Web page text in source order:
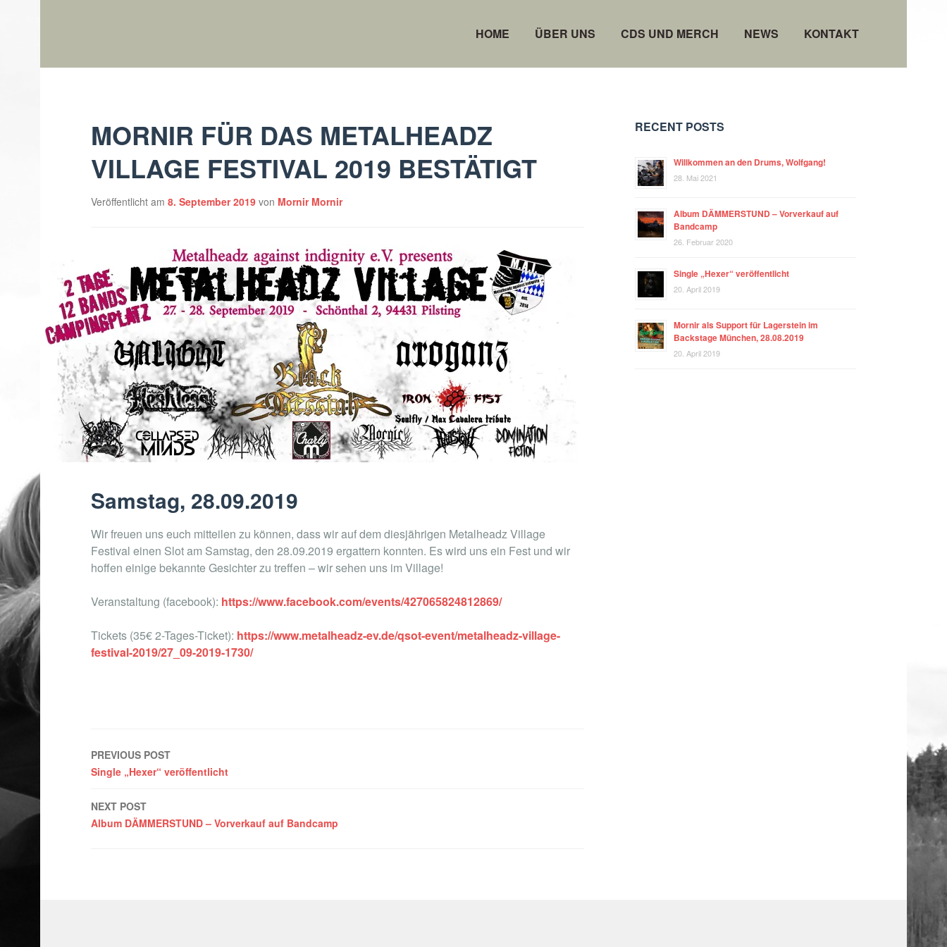
Mornir – Pagan Metal aus FreisingHOME ÜBER UNS CDS UND MERCH NEWS KONTAKT
MORNIR FÜR DAS METALHEADZ
VILLAGE FESTIVAL 2019 BESTÄTIGT
Veröffentlicht am 8. September 2019 von Mornir Mornir
Samstag, 28.09.2019
Wir freuen uns euch mitteilen zu können, dass wir auf dem diesjährigen Metalheadz Village
Festival einen Slot am Samstag, den 28.09.2019 ergattern konnten. Es wird uns ein Fest und wir
hoffen einige bekannte Gesichter zu treffen – wir sehen uns im Village!
Veranstaltung (facebook): https://www.facebook.com/events/427065824812869/
Tickets (35€ 2-Tages-Ticket): https://www.metalheadz-ev.de/qsot-event/metalheadz-village-
festival-2019/27_09-2019-1730/
Post
navigation
PREVIOUS POST
Single „Hexer“ veröffentlicht
NEXT POST
Album DÄMMERSTUND – Vorverkauf auf Bandcamp
RECENT POSTS
Willkommen an den Drums, Wolfgang!
28. Mai 2021
Album DÄMMERSTUND – Vorverkauf auf
Bandcamp
26. Februar 2020
Single „Hexer“ veröffentlicht
20. April 2019
Mornir als Support für Lagerstein im
Backstage München, 28.08.2019
20. April 2019